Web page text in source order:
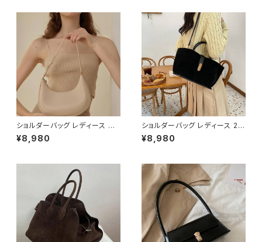
ック カジュアルバッグ ビジネス
バッグ 旅行バッグ ブラック グレ
ー ブルー K-B0289
通学 旅行 サブバッグ 無地 ブラ
ック グレー ワンサイズ K-B026
ショルダーバッグ レディース ハ
ーフムーンバッグ ワンショルダ
ー ミニバッグ 斜めがけバッグ 2
ラック ベージュ ピンク ホワイト
ワンサイズ K-B0285
¥8,980
ショルダーバッグ レディース 2W
AYバッグ ハンドバッグ スエード
風バッグ 大人カジュアルバッグ
ッド K-B0308
¥8,980